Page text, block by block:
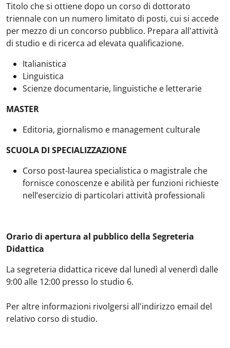
Titolo che si ottiene dopo un corso di dottorato
triennale con un numero limitato di posti, cui si accede
per mezzo di un concorso pubblico. Prepara all'attività
di studio e di ricerca ad elevata qualificazione.
Italianistica
Linguistica
Scienze documentarie, linguistiche e letterarie
MASTER
Editoria, giornalismo e management culturale
SCUOLA DI SPECIALIZZAZIONE
Corso post-laurea specialistica o magistrale che
fornisce conoscenze e abilità per funzioni richieste
nell’esercizio di particolari attività professionali
Orario di apertura al pubblico della Segreteria
Didattica
La segreteria didattica riceve dal lunedì al venerdì dalle
9:00 alle 12:00 presso lo studio 6.
Per altre informazioni rivolgersi all'indirizzo email del
relativo corso di studio.